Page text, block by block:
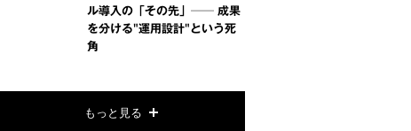
ル導入の「その先」── 成果
を分ける"運用設計"という死
角
もっと見る